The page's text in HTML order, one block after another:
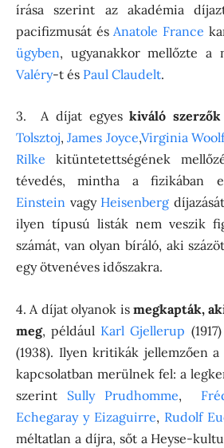
írása szerint az akadémia
pacifizmusát és Anatole France
ügyben, ugyanakkor mellőzte a
Valéry-t és Paul Claudelt.
3. A díjat egyeskiváló
Tolsztoj,James Joyce,Virginia Woolf
Rilke kitüntetettségének
tévedés, mintha a fizikában
Einstein vagy Heisenberg
ilyen típusú listák nem veszik
számát, van olyan bíráló, aki
egy ötvenéves időszakra.
4. A díjat olyanok is megkapták,
meg, például Karl Gjellerup
(1938). Ilyen kritikák jellemzően a
kapcsolatban merülnek fel: a
szerint Sully Prudhomme,
Echegaray y Eizaguirre, Rudolf
méltatlan a díjra, sőt a Heyse-